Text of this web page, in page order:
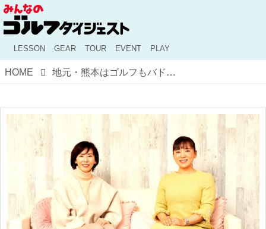
LESSON GEAR TOUR EVENT PLAY
HOME 地元・熊本はゴルフもバドも「環境が良かった」。有村智恵と陣内貴美子、同郷アスリートのほっこりトーク【前編】